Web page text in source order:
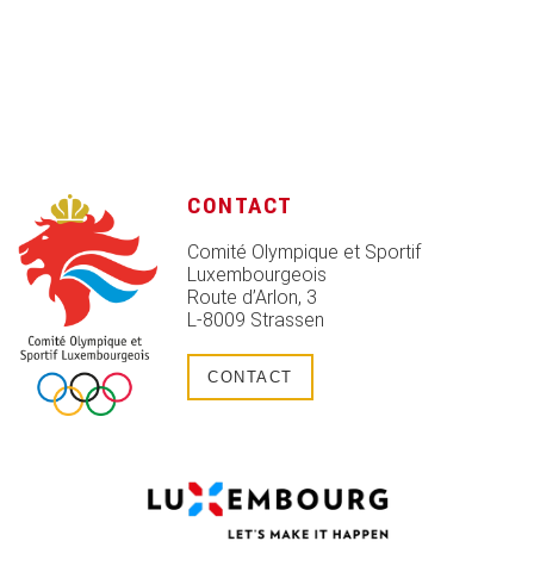
CONTACT
Comité Olympique et Sportif
Luxembourgeois
Route d’Arlon, 3
L-8009 Strassen
CONTACT